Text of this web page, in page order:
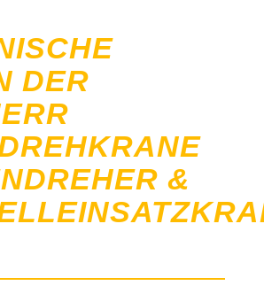
DER
&